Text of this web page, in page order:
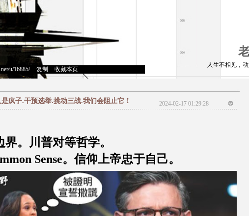
u/16885/> 复制 收藏本页
人生不相见，
疯子.干预选举.挑动三战.我们会阻止它！ 2024-02-17 01:29:28
。川普对等哲学。
Sense。信仰上帝忠于自己。